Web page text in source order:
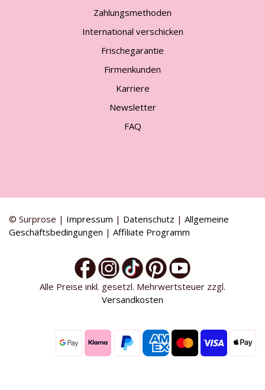
Zahlungsmethoden
International verschicken
Frischegarantie
Firmenkunden
Karriere
Newsletter
FAQ
© Surprose | Impressum | Datenschutz | Allgemeine
Geschäftsbedingungen | Affiliate Programm
Alle Preise inkl. gesetzl. Mehrwertsteuer zzgl.
Versandkosten